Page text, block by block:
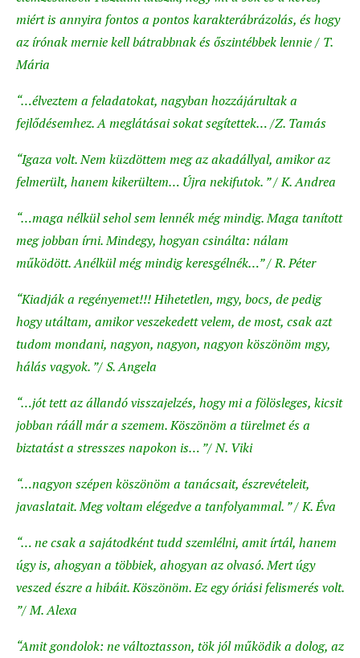
miért is annyira fontos a pontos karakterábrázolás, és hogy
az írónak mernie kell bátrabbnak és őszintébbek lennie / T.
Mária
“…élveztem a feladatokat, nagyban hozzájárultak a
fejlődésemhez. A meglátásai sokat segítettek… /Z. Tamás
“Igaza volt. Nem küzdöttem meg az akadállyal, amikor az
felmerült, hanem kikerültem… Újra nekifutok. ” / K. Andrea
“…maga nélkül sehol sem lennék még mindig. Maga tanított
meg jobban írni. Mindegy, hogyan csinálta: nálam
működött. Anélkül még mindig keresgélnék…” / R. Péter
“Kiadják a regényemet!!! Hihetetlen, mgy, bocs, de pedig
hogy utáltam, amikor veszekedett velem, de most, csak azt
tudom mondani, nagyon, nagyon, nagyon köszönöm mgy,
hálás vagyok. ”/ S. Angela
“…jót tett az állandó visszajelzés, hogy mi a fölösleges, kicsit
jobban rááll már a szemem. Köszönöm a türelmet és a
biztatást a stresszes napokon is… ”/ N. Viki
“…nagyon szépen köszönöm a tanácsait, észrevételeit,
javaslatait. Meg voltam elégedve a tanfolyammal. ” / K. Éva
“… ne csak a sajátodként tudd szemlélni, amit írtál, hanem
úgy is, ahogyan a többiek, ahogyan az olvasó. Mert úgy
veszed észre a hibáit. Köszönöm. Ez egy óriási felismerés volt.
”/ M. Alexa
“Amit gondolok: ne változtasson, tök jól működik a dolog, az